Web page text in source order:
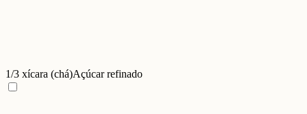
1/3 xícara (chá)Açúcar refinado